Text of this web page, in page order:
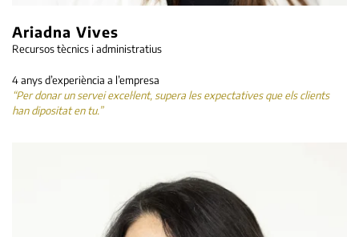
Ariadna Vives
Recursos tècnics i administratius
4 anys d’experiència a l’empresa
“Per donar un servei excel·lent, supera les expectatives que els clients
han dipositat en tu.”